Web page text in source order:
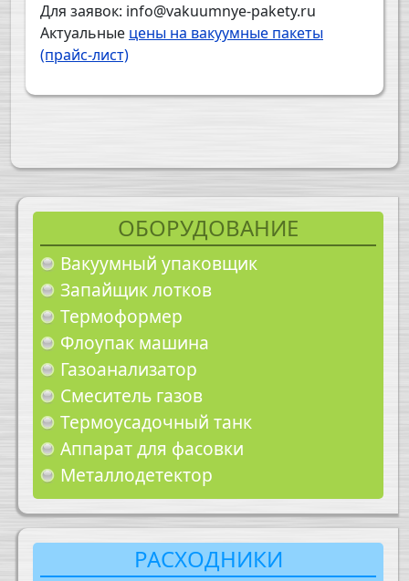
ОБОРУДОВАНИЕ
Вакуумный упаковщик
Запайщик лотков
Термоформер
Флоупак машина
Газоанализатор
Смеситель газов
Термоусадочный танк
Аппарат для фасовки
Металлодетектор
РАСХОДНИКИ
Для заявок: info@vakuumnye-pakety.ru
Актуальные цены на вакуумные пакеты
(прайс-лист)